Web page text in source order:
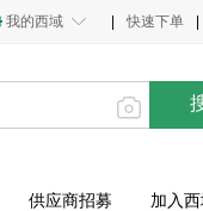
快速下单
我的西域
供应商招募 加入